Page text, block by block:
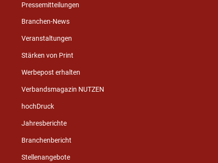
Pressemitteilungen
Branchen-News
Veranstaltungen
Stärken von Print
Werbepost erhalten
Verbandsmagazin NUTZEN
hochDruck
Jahresberichte
Branchenbericht
Stellenangebote